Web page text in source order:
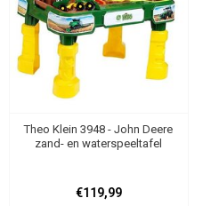
Theo Klein 3948 - John Deere
zand- en waterspeeltafel
€119,99